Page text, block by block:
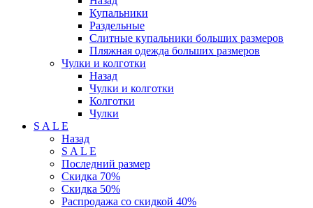
Купальники
Раздельные
Слитные купальники больших размеров
Пляжная одежда больших размеров
Чулки и колготки
Назад
Чулки и колготки
Колготки
Чулки
S A L E
Назад
S A L E
Последний размер
Скидка 70%
Скидка 50%
Распродажа со скидкой 40%